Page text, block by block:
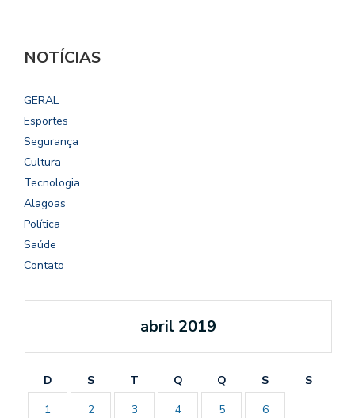
NOTÍCIAS
GERAL
Esportes
Segurança
Cultura
Tecnologia
Alagoas
Política
Saúde
Contato
abril 2019
D S T Q Q S
S
1
2 3 4 5 6